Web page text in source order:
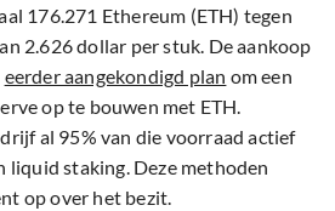
176.271 Ethereum (ETH) tegen
2.626 dollar per stuk. De aankoop
eerder aangekondigd plan om een
op te bouwen met ETH.
al 95% van die voorraad actief
liquid staking. Deze methoden
op over het bezit.